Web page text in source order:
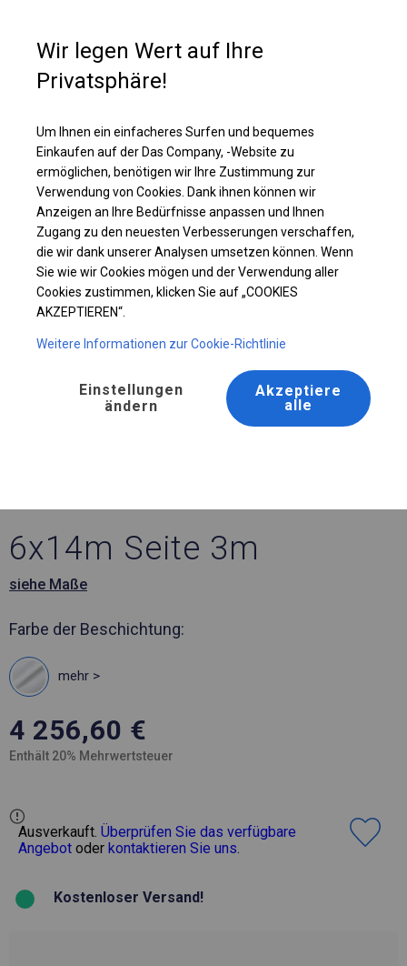
Ganzjähriges Catering-Zelt | 6x14 m
6x14m Seite 3m
siehe Maße
Farbe der Beschichtung:
mehr >
4 256,60 €
Enthält 20% Mehrwertsteuer
Ausverkauft. Überprüfen Sie das verfügbare
Angebot oder kontaktieren Sie uns.
Kostenloser Versand!
Wir legen Wert auf Ihre
Privatsphäre!
Um Ihnen ein einfacheres Surfen und bequemes
Einkaufen auf der Das Company, -Website zu
ermöglichen, benötigen wir Ihre Zustimmung zur
Verwendung von Cookies. Dank ihnen können wir
Anzeigen an Ihre Bedürfnisse anpassen und Ihnen
Zugang zu den neuesten Verbesserungen verschaffen,
die wir dank unserer Analysen umsetzen können. Wenn
Sie wie wir Cookies mögen und der Verwendung aller
Cookies zustimmen, klicken Sie auf „COOKIES
AKZEPTIEREN“.
Weitere Informationen zur Cookie-Richtlinie
Einstellungen
ändern
Akzeptiere
alle